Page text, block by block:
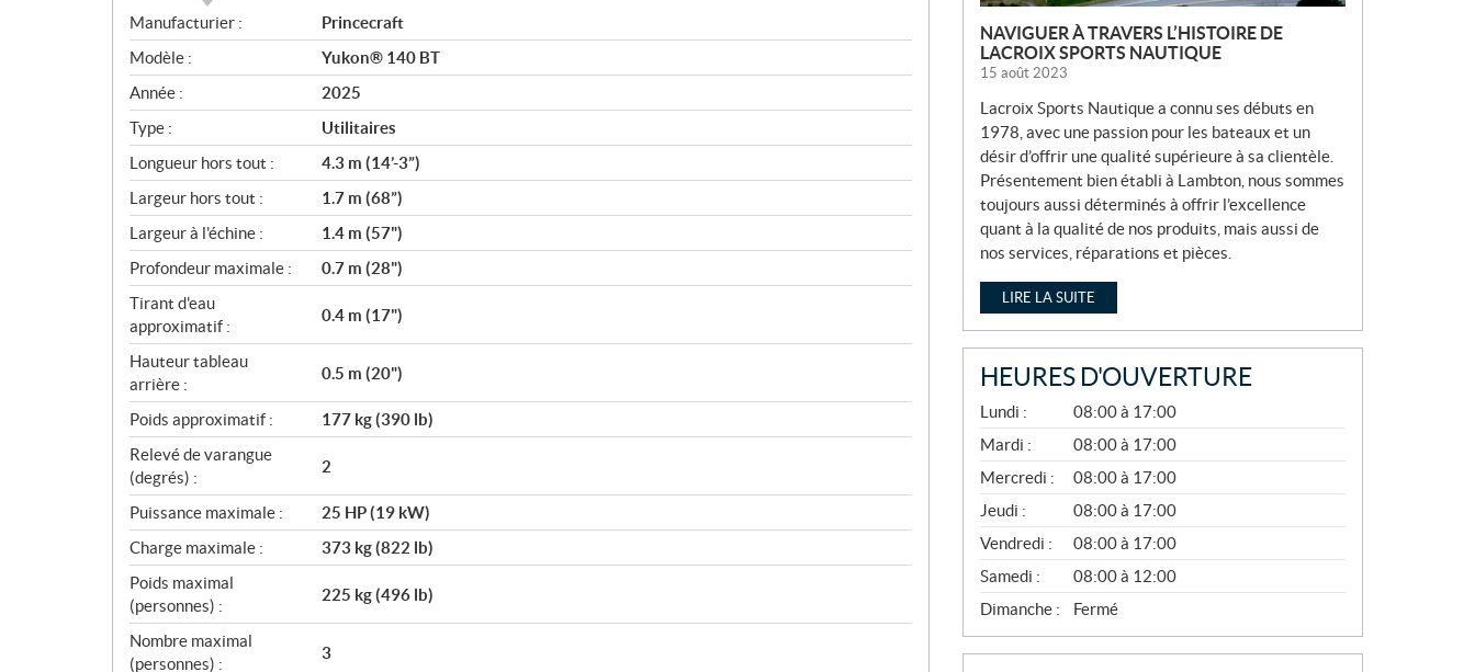
S
p
é
c
i
f
i
c
a
t
i
o
n
s
Manufacturier :
Princecraft
Modèle :
Yukon® 140 BT
Année :
2025
Type :
Utilitaires
Longueur hors tout :
4.3 m (14’-3”)
Largeur hors tout :
1.7 m (68”)
Largeur à l'échine :
1.4 m (57")
Profondeur maximale :
0.7 m (28")
Tirant d'eau
approximatif :
0.4 m (17")
Hauteur tableau
arrière :
0.5 m (20")
Poids approximatif :
177 kg (390 lb)
Relevé de varangue
(degrés) :
2
Puissance maximale :
25 HP (19 kW)
Charge maximale :
373 kg (822 lb)
Poids maximal
(personnes) :
225 kg (496 lb)
Nombre maximal
(personnes) :
3
NAVIGUER À TRAVERS L’HISTOIRE DE
LACROIX SPORTS NAUTIQUE
15 août 2023
Lacroix Sports Nautique a connu ses débuts en
1978, avec une passion pour les bateaux et un
désir d’offrir une qualité supérieure à sa clientèle.
Présentement bien établi à Lambton, nous sommes
toujours aussi déterminés à offrir l’excellence
quant à la qualité de nos produits, mais aussi de
nos services, réparations et pièces.
LIRE LA SUITE
HEURES D'OUVERTURE
A
V
R
I
L
À
N
O
V
E
M
B
R
E
Lundi :
08:00 à 17:00
Mardi :
08:00 à 17:00
Mercredi :
08:00 à 17:00
Jeudi :
08:00 à 17:00
Vendredi :
08:00 à 17:00
Samedi :
08:00 à 12:00
Dimanche :
Fermé